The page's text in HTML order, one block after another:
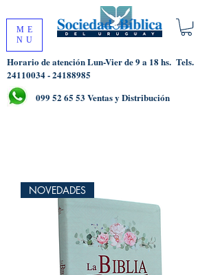
ME
NU
Horario de atención Lun-Vier de 9 a 18 hs. Tels.
24110034 - 24188985
099 52 65 53 Ventas y Distribución
NOVEDADES